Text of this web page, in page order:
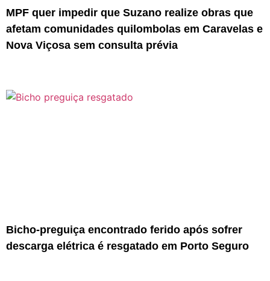
MPF quer impedir que Suzano realize obras que
afetam comunidades quilombolas em Caravelas e
Nova Viçosa sem consulta prévia
Bicho-preguiça encontrado ferido após sofrer
descarga elétrica é resgatado em Porto Seguro